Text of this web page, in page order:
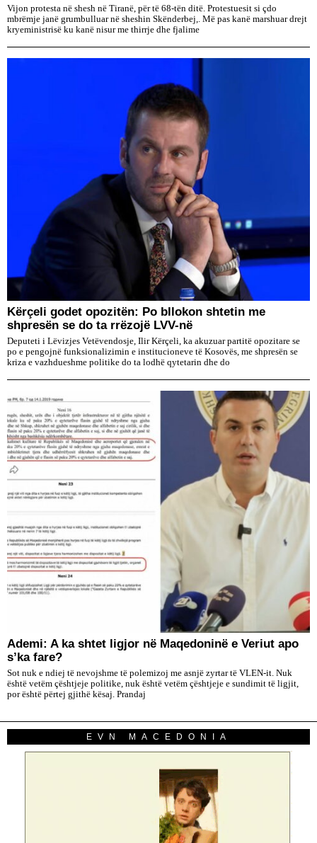
Vijon protesta në shesh në Tiranë, për të 68-tën ditë. Protestuesit si çdo
mbrëmje janë grumbulluar në sheshin Skënderbej,. Më pas kanë marshuar drejt
kryeministrisë ku kanë nisur me thirrje dhe fjalime
Kërçeli godet opozitën: Po bllokon shtetin me
shpresën se do ta rrëzojë LVV-në
Deputeti i Lëvizjes Vetëvendosje, Ilir Kërçeli, ka akuzuar partitë opozitare se
po e pengojnë funksionalizimin e institucioneve të Kosovës, me shpresën se
kriza e vazhdueshme politike do ta lodhë qytetarin dhe do
Ademi: A ka shtet ligjor në Maqedoninë e Veriut apo
s’ka fare?
Sot nuk e ndiej të nevojshme të polemizoj me asnjë zyrtar të VLEN-it. Nuk
është vetëm çështjeje politike, nuk është vetëm çështjeje e sundimit të ligjit,
por është përtej gjithë kësaj. Prandaj
EVN MACEDONIA